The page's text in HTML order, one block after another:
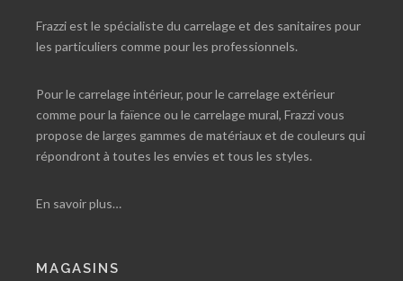
Frazzi est le spécialiste du carrelage et des sanitaires pour
les particuliers comme pour les professionnels.
Pour le carrelage intérieur, pour le carrelage extérieur
comme pour la faïence ou le carrelage mural, Frazzi vous
propose de larges gammes de matériaux et de couleurs qui
répondront à toutes les envies et tous les styles.
En savoir plus…
MAGASINS